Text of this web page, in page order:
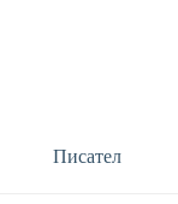
Писател